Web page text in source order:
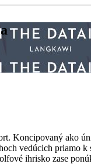
Koncipovaný ako
vedúcich priamo
ihrisko zase